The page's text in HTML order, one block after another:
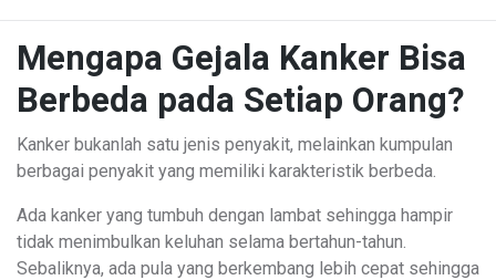
Mengapa Gejala Kanker Bisa
Berbeda pada Setiap Orang?
Kanker bukanlah satu jenis penyakit, melainkan kumpulan
berbagai penyakit yang memiliki karakteristik berbeda.
Ada kanker yang tumbuh dengan lambat sehingga hampir
tidak menimbulkan keluhan selama bertahun-tahun.
Sebaliknya, ada pula yang berkembang lebih cepat sehingga